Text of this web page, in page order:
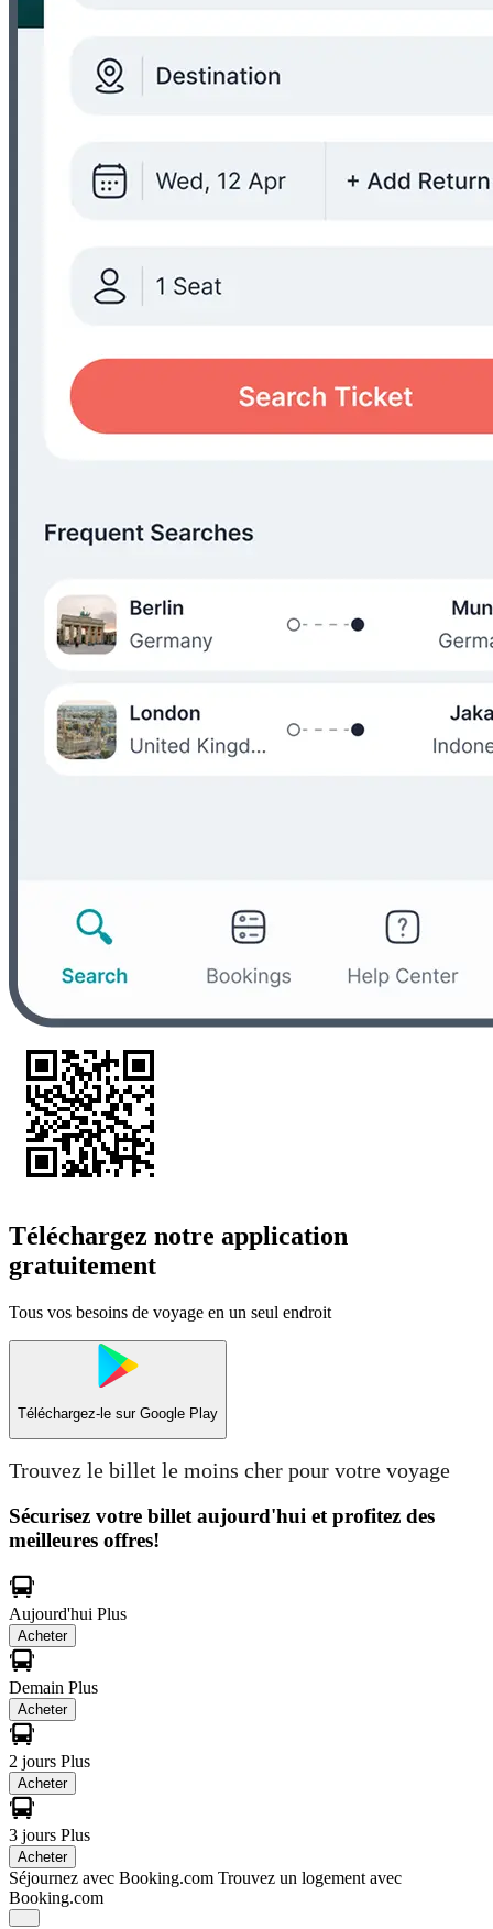
Téléchargez notre application
gratuitement
Tous vos besoins de voyage en un seul endroit
Téléchargez-le sur Google Play
Trouvez le billet le moins cher pour votre voyage
Sécurisez votre billet aujourd'hui et profitez des
meilleures offres!
Aujourd'hui Plus
Acheter
Demain Plus
Acheter
2 jours Plus
Acheter
3 jours Plus
Acheter
Séjournez avec Booking.com Trouvez un logement avec
Booking.com